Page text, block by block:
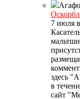
7 июля
здесь
в
сайт